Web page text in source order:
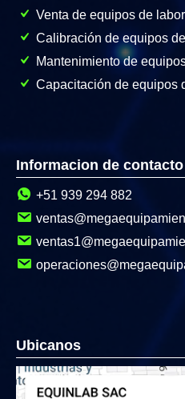
Venta de equipos de
Calibración de equipos
Mantenimiento de
Capacitación de equipos
Informacion de contacto
+51 939 294 882
Ubicanos